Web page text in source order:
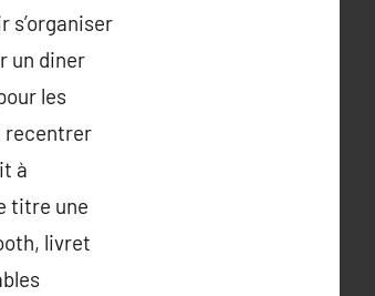
s’organiser
un diner
les
recentrer
à
titre une
livret